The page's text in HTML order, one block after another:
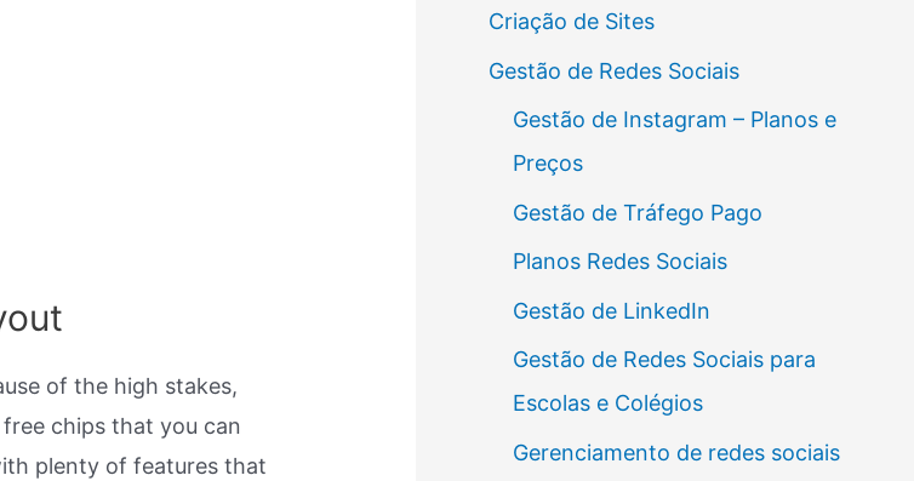
of the high stakes,
chips that you can
plenty of features that
Criação de Sites
Gestão de Redes Sociais
Gestão de Instagram – Planos e
Preços
Gestão de Tráfego Pago
Planos Redes Sociais
Gestão de LinkedIn
Gestão de Redes Sociais para
Escolas e Colégios
Gerenciamento de redes sociais